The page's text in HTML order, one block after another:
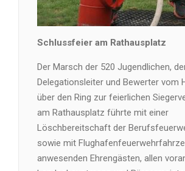
Schlussfeier am Rathausplatz
Der Marsch der 520 Jugendlichen,
Delegationsleiter und Bewerter vom
über den Ring zur feierlichen
am Rathausplatz führte mit einer
Löschbereitschaft der
sowie mit
anwesenden Ehrengästen, allen